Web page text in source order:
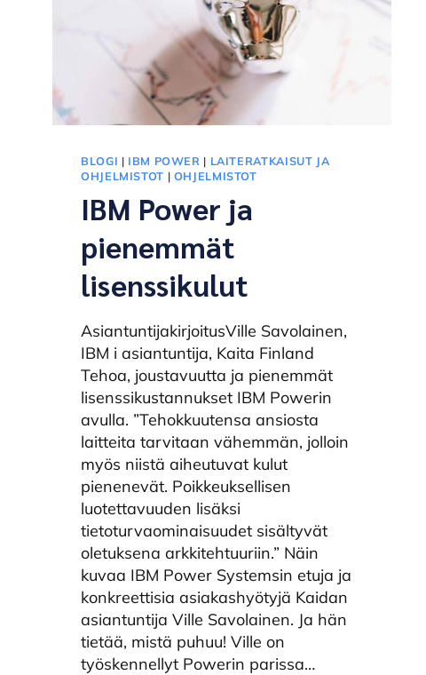
BLOGI | IBM POWER | LAITERATKAISUT JA
OHJELMISTOT | OHJELMISTOT
IBM Power ja
pienemmät
lisenssikulut
AsiantuntijakirjoitusVille Savolainen,
IBM i asiantuntija, Kaita Finland
Tehoa, joustavuutta ja pienemmät
lisenssikustannukset IBM Powerin
avulla. ”Tehokkuutensa ansiosta
laitteita tarvitaan vähemmän, jolloin
myös niistä aiheutuvat kulut
pienenevät. Poikkeuksellisen
luotettavuuden lisäksi
tietoturvaominaisuudet sisältyvät
oletuksena arkkitehtuuriin.” Näin
kuvaa IBM Power Systemsin etuja ja
konkreettisia asiakashyötyjä Kaidan
asiantuntija Ville Savolainen. Ja hän
tietää, mistä puhuu! Ville on
työskennellyt Powerin parissa…